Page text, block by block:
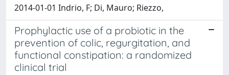
2014-01-01 Indrio, F; Di, Mauro; Riezzo,
Prophylactic use of a probiotic in the
prevention of colic, regurgitation, and
functional constipation: a randomized
clinical trial